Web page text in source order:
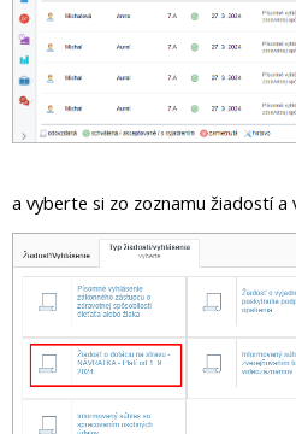
a vyberte si zo zoznamu žiadostí a